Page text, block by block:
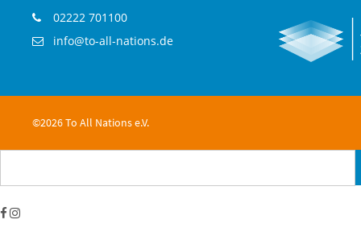
02222 701100
info@to-all-nations.de
©2026 To All Nations e.V.